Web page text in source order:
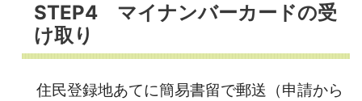
STEP4 マイナンバーカードの受
け取り
住民登録地あてに簡易書留で郵送（申請から